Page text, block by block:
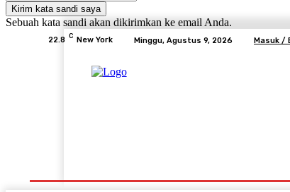
Sebuah kata sandi akan dikirimkan ke email Anda.
22.8 C New York Minggu, Agustus 9, 2026 Masuk /